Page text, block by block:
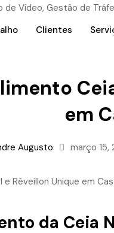
Clientes
em
Augusto março 15,
da Ceia